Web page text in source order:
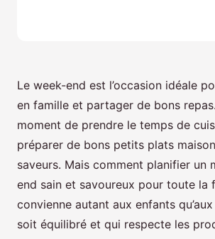
Le week-end est l’occasion idéale
en famille et partager de bons
moment de prendre le temps de
préparer de bons petits plats
saveurs. Mais comment planifier un
end sain et savoureux pour toute la
convienne autant aux enfants
soit équilibré et qui respecte les